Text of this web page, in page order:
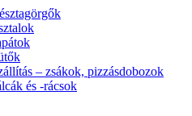
– zsákok, pizzásdobozok
és -rácsok